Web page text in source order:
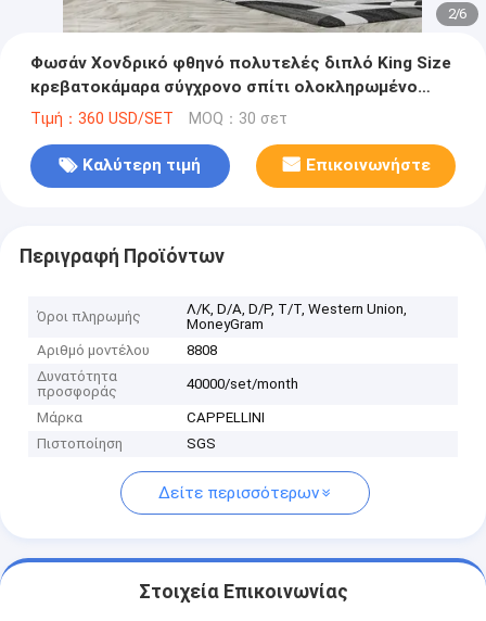
2/6
Φωσάν Χονδρικό φθηνό πολυτελές διπλό King Size
κρεβατοκάμαρα σύγχρονο σπίτι ολοκληρωμένο
ξύλινο πλαίσιο κρεβατοκάμαρα έπιπλα
Τιμή：360 USD/SET MOQ：30 σετ
Καλύτερη τιμή Επικοινωνήστε
Περιγραφή Προϊόντων
Όροι πληρωμής
Λ/Κ, D/A, D/P, T/T, Western Union,
MoneyGram
Αριθμό μοντέλου
8808
Δυνατότητα
προσφοράς
40000/set/month
Μάρκα
CAPPELLINI
Πιστοποίηση
SGS
Δείτε περισσότερων
Στοιχεία Επικοινωνίας